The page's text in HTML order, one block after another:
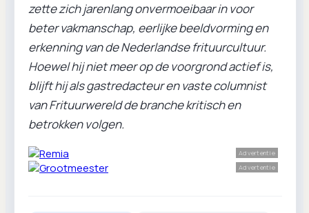
zette zich jarenlang onvermoeibaar in voor
beter vakmanschap, eerlijke beeldvorming en
erkenning van de Nederlandse frituurcultuur.
Hoewel hij niet meer op de voorgrond actief is,
blijft hij als gastredacteur en vaste columnist
vanFrituurwereldde branche kritisch en
betrokken volgen.
Advertentie
Advertentie